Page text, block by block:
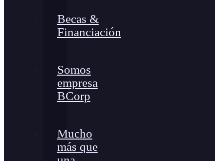
Becas &
Financiación
Somos
empresa
BCorp
Mucho
más que